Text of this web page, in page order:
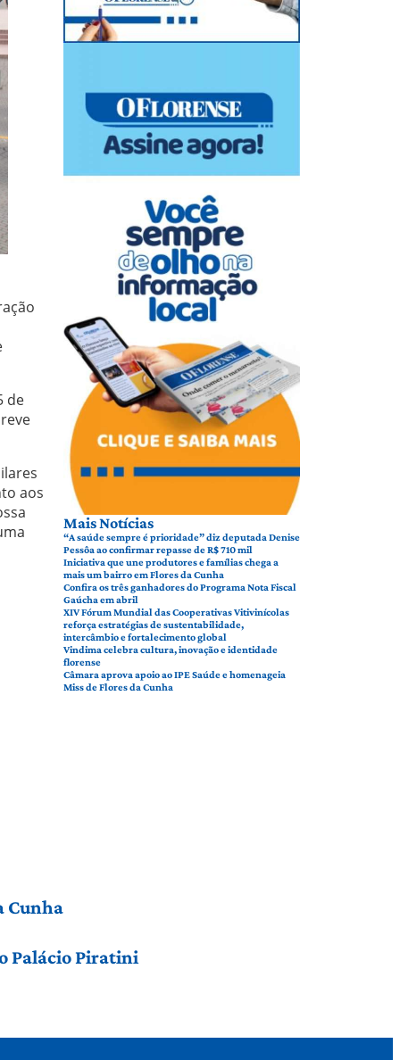
de
aos
Mais Notícias
“A saúde sempre é prioridade” diz deputada Denise
Pessôa ao confirmar repasse de R$ 710 mil
Iniciativa que une produtores e famílias chega a
mais um bairro em Flores da Cunha
Confira os três ganhadores do Programa Nota Fiscal
Gaúcha em abril
XIV Fórum Mundial das Cooperativas Vitivinícolas
reforça estratégias de sustentabilidade,
intercâmbio e fortalecimento global
Vindima celebra cultura, inovação e identidade
florense
Câmara aprova apoio ao IPE Saúde e homenageia
Miss de Flores da Cunha
Cunha
Palácio Piratini